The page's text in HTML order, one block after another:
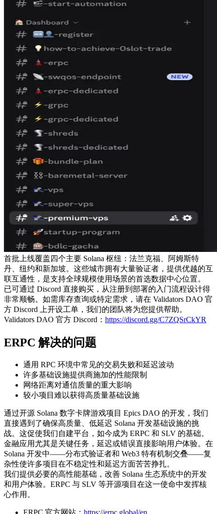
首批上线覆盖四个主要 Solana 枢纽：法兰克福、阿姆斯特
丹、纽约和新加坡。这些城市拥有大量验证者，提供优越的互
联互通性，是支持全球规模使用场景的首选数据中心位置。
已可通过 Discord 直接购买，从注册到部署的入门流程设计得
非常顺畅。如需库存查询或特定需求，请在 Validators DAO 官
方 Discord 上开设工单，我们的团队将为您提供帮助。
Validators DAO 官方 Discord： https://discord.gg/C7ZQSrCkYR
ERPC 解决的问题
通用 RPC 环境中常见的交易失败和延迟波动
许多基础设施提供商施加的性能限制
网络距离对通信质量的重大影响
较小项目难以获得高质量基础设施
通过开源 Solana 数字卡牌游戏项目 Epics DAO 的开发，我们
直接遇到了确保高质量、低延迟 Solana 开发基础设施的挑
战。这促使我们自建平台，如今成为 ERPC 和 SLV 的基础。
金融应用尤其是关键任务，延迟或错误直接影响用户体验。在
Solana 开发中——分布式验证者和 Web3 特有机制交叠——复
杂性使许多项目在不稳定性和延迟方面苦苦挣扎。
我们提供必要的高性能基础，改善 Solana 生态系统中的开发
和用户体验。ERPC 与 SLV 等开源项目在这一使命中发挥核
心作用。
ERPC 官方网站： https://erpc.global/en